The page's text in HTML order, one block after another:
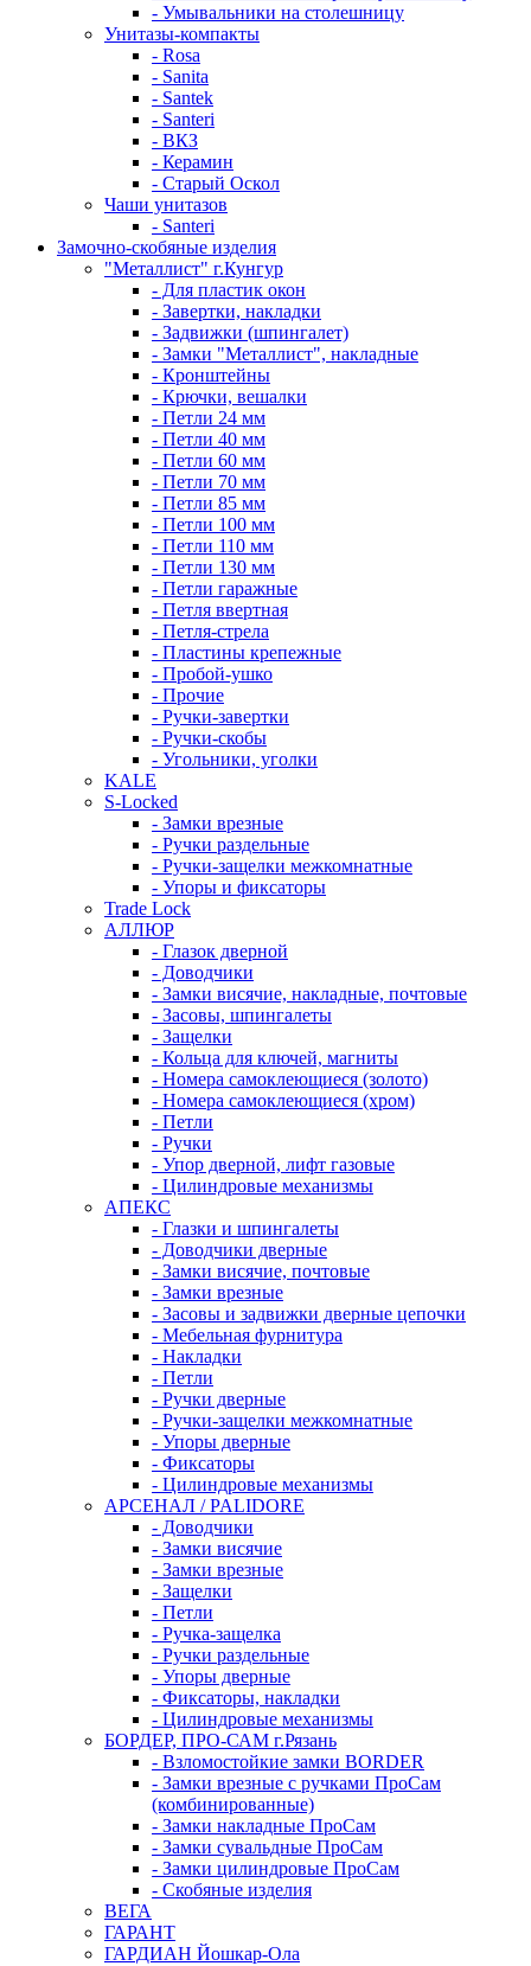
- Умывальники на столешницу
Унитазы-компакты
- Rosa
- Sanita
- Santek
- Santeri
- ВКЗ
- Керамин
- Старый Оскол
Чаши унитазов
- Santeri
Замочно-скобяные изделия
"Металлист" г.Кунгур
- Для пластик окон
- Завертки, накладки
- Задвижки (шпингалет)
- Замки "Металлист", накладные
- Кронштейны
- Крючки, вешалки
- Петли 24 мм
- Петли 40 мм
- Петли 60 мм
- Петли 70 мм
- Петли 85 мм
- Петли 100 мм
- Петли 110 мм
- Петли 130 мм
- Петли гаражные
- Петля ввертная
- Петля-стрела
- Пластины крепежные
- Пробой-ушко
- Прочие
- Ручки-завертки
- Ручки-скобы
- Угольники, уголки
KALE
S-Locked
- Замки врезные
- Ручки раздельные
- Ручки-защелки межкомнатные
- Упоры и фиксаторы
Trade Lock
АЛЛЮР
- Глазок дверной
- Доводчики
- Замки висячие, накладные, почтовые
- Засовы, шпингалеты
- Защелки
- Кольца для ключей, магниты
- Номера самоклеющиеся (золото)
- Номера самоклеющиеся (хром)
- Петли
- Ручки
- Упор дверной, лифт газовые
- Цилиндровые механизмы
АПЕКС
- Глазки и шпингалеты
- Доводчики дверные
- Замки висячие, почтовые
- Замки врезные
- Засовы и задвижки дверные цепочки
- Мебельная фурнитура
- Накладки
- Петли
- Ручки дверные
- Ручки-защелки межкомнатные
- Упоры дверные
- Фиксаторы
- Цилиндровые механизмы
АРСЕНАЛ / PALIDORE
- Доводчики
- Замки висячие
- Замки врезные
- Защелки
- Петли
- Ручка-защелка
- Ручки раздельные
- Упоры дверные
- Фиксаторы, накладки
- Цилиндровые механизмы
БОРДЕР, ПРО-САМ г.Рязань
- Взломостойкие замки BORDER
- Замки врезные с ручками ПроСам
(комбинированные)
- Замки накладные ПроСам
- Замки сувальдные ПроСам
- Замки цилиндровые ПроСам
- Скобяные изделия
ВЕГА
ГАРАНТ
ГАРДИАН Йошкар-Ола